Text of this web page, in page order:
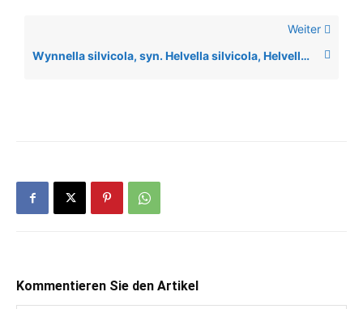
Weiter
Wynnella silvicola, syn. Helvella silvicola, Helvella atrofusca, Otidea atrofusca
Kommentieren Sie den Artikel